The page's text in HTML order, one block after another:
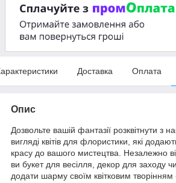
Доставка Оплата
Опис
Дозвольте вашій фантазії розквітнути з
вигляді квітів для флористики, які
красу до вашого мистецтва. Незалежно
ви букет для весілля, декор для заходу
додати шарму своїм квітковим